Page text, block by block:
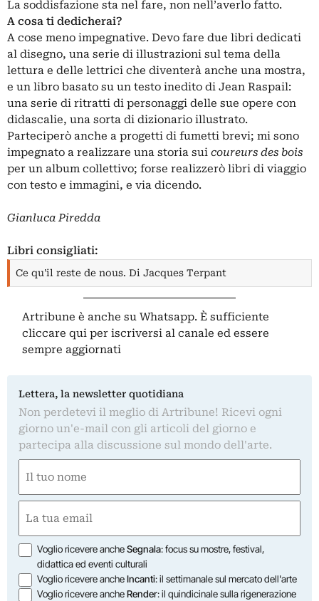
La soddisfazione sta nel fare, non nell’averlo fatto.
A cosa ti dedicherai?
A cose meno impegnative. Devo fare due libri dedicati
al disegno, una serie di illustrazioni sul tema della
lettura e delle lettrici che diventerà anche una mostra,
e un libro basato su un testo inedito di Jean Raspail:
una serie di ritratti di personaggi delle sue opere con
didascalie, una sorta di dizionario illustrato.
Parteciperò anche a progetti di fumetti brevi; mi sono
impegnato a realizzare una storia sui coureurs des bois
per un album collettivo; forse realizzerò libri di viaggio
con testo e immagini, e via dicendo.
Gianluca Piredda
Libri consigliati:
Ce qu'il reste de nous. Di Jacques Terpant
Artribune è anche su Whatsapp. È sufficiente
cliccare qui per iscriversi al canale ed essere
sempre aggiornati
Lettera, la newsletter quotidiana
Non perdetevi il meglio di Artribune! Ricevi ogni
giorno un'e-mail con gli articoli del giorno e
partecipa alla discussione sul mondo dell'arte.
(Required)
(Required)
Opzioni
Voglio ricevere ancheSegnala: focus su mostre, festival,
didattica ed eventi culturali
Voglio ricevere ancheIncanti: il settimanale sul mercato dell'arte
Voglio ricevere ancheRender: il quindicinale sulla rigenerazione